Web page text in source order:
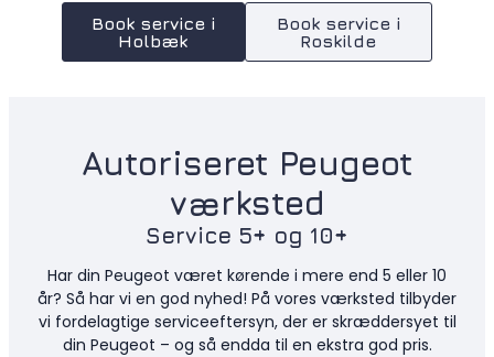
Book service i
Holbæk
Book service i
Roskilde
Autoriseret Peugeot
værksted
Service 5+ og 10+
Har din Peugeot været kørende i mere end 5 eller 10
år? Så har vi en god nyhed! På vores værksted tilbyder
vi fordelagtige serviceeftersyn, der er skræddersyet til
din Peugeot – og så endda til en ekstra god pris.